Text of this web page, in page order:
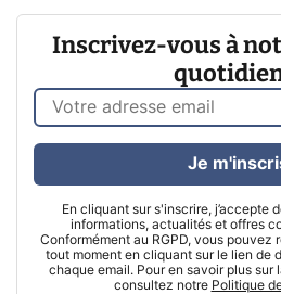
Inscrivez-vous à
En cliquant sur s'inscrire, j’accepte
informations, actualités et offres
Conformément au RGPD, vous pouvez
tout moment en cliquant sur le lien de
chaque email. Pour en savoir plus sur
consultez notre Politique
Je